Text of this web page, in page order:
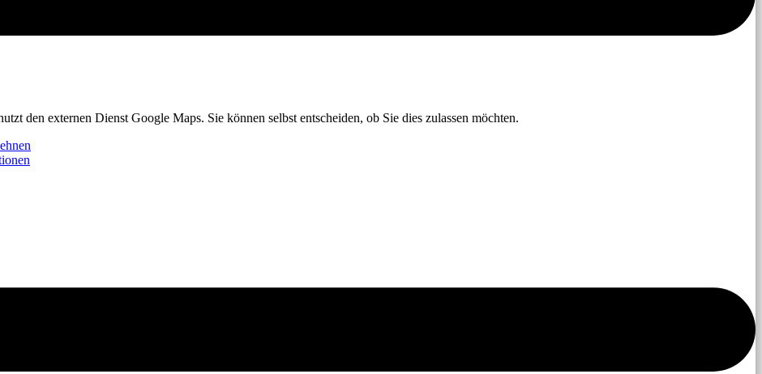
den externen Dienst Google Maps. Sie können selbst entscheiden, ob Sie dies zulassen möchten.